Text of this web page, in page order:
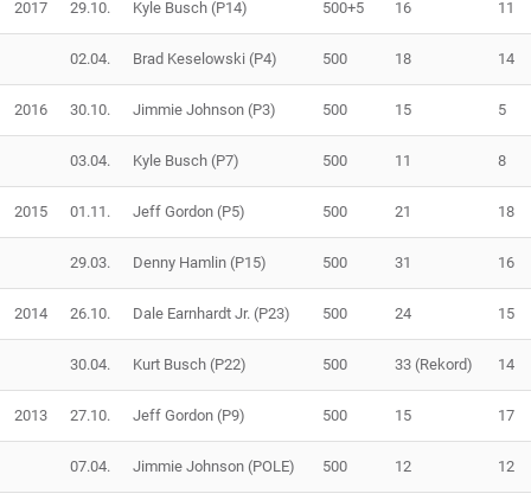
2017 29.10. Kyle Busch (P14) 500+5 16 11
02.04. Brad Keselowski (P4) 500 18 14
2016 30.10. Jimmie Johnson (P3) 500 15 5
03.04. Kyle Busch (P7) 500 11 8
2015 01.11. Jeff Gordon (P5) 500 21 18
29.03. Denny Hamlin (P15) 500 31 16
2014 26.10. Dale Earnhardt Jr. (P23) 500 24 15
30.04. Kurt Busch (P22) 500 33 (Rekord) 14
2013 27.10. Jeff Gordon (P9) 500 15 17
07.04. Jimmie Johnson (POLE) 500 12 12